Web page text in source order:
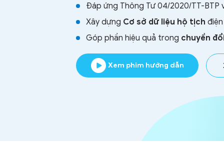
–
Phần
Đáp ứng Thông Tư 04/2020/TT-BTP
Xây dựng Cơ sở dữ liệu hộ tịch
Góp phần hiệu quả trong chuyển
Xem phim hướng dẫn